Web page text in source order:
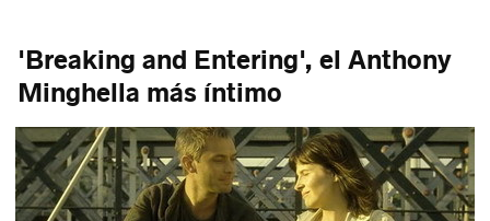
'Breaking and Entering', el Anthony
Minghella más íntimo